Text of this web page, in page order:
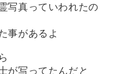
写真っていわれたの
事があるよ
が写ってたんだと